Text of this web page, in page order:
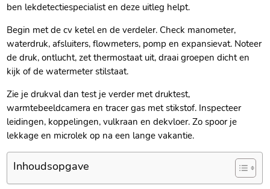
ben lekdetectiespecialist en deze uitleg helpt.​
Begin met de cv ketel en de verdeler.​ Check manometer,
waterdruk, afsluiters, flowmeters, pomp en expansievat.​ Noteer
de druk, ontlucht, zet thermostaat uit, draai groepen dicht en
kijk of de watermeter stilstaat.​
Zie je drukval dan test je verder met druktest,
warmtebeeldcamera en tracer gas met stikstof.​ Inspecteer
leidingen, koppelingen, vulkraan en dekvloer.​ Zo spoor je
lekkage en microlek op na een lange vakantie.​
Inhoudsopgave